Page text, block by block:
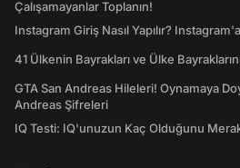
Çalışamayanlar Toplanın!
Instagram Giriş Nasıl Yapılır?
41 Ülkenin Bayrakları ve Ülke
GTA San Andreas Hileleri! Oynamaya
Andreas Şifreleri
IQ Testi: IQ'unuzun Kaç Olduğunu